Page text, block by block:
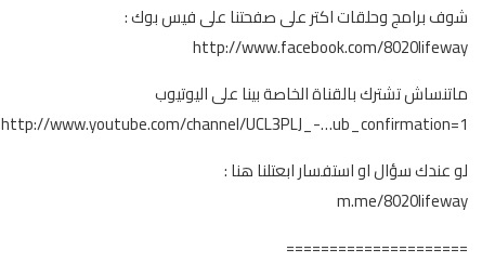
شوف برامج وحلقات اكتر على صفحتنا على فيس بوك :
http://www.facebook.com/8020lifeway
ماتنساش تشترك بالقناة الخاصة بينا على اليوتيوب
http://www.youtube.com/channel/UCL3PLJ_-…ub_confirmation=1
لو عندك سؤال او استفسار ابعتلنا هنا :
m.me/8020lifeway
=====================